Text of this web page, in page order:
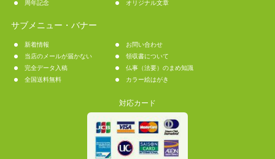
周年記念
オリジナル文章
サブメニュー・バナー
新着情報
お問い合わせ
当店のメールが届かない
領収書について
完全データ入稿
仏事（法要）のまめ知識
全国送料無料
カラー絵はがき
対応カード